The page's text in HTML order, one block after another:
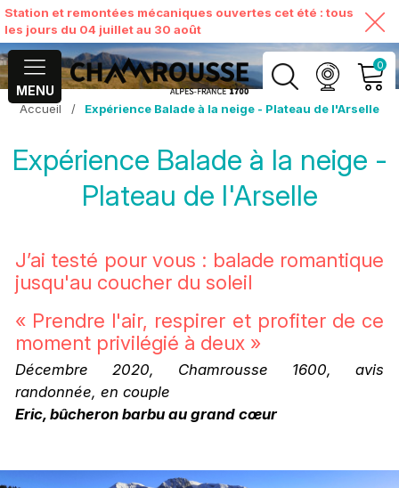
Station et remontées mécaniques ouvertes cet été : tous
les jours du 04 juillet au 30 août
MENU
0
MON COMPTE
VOIR MON PANIER
Accueil / Expérience Balade à la neige - Plateau de l'Arselle
Expérience Balade à la neige -
Plateau de l'Arselle
J’ai testé pour vous : balade romantique
jusqu'au coucher du soleil
« Prendre l'air, respirer et profiter de ce
moment privilégié à deux »
Décembre 2020, Chamrousse 1600, avis
randonnée, en couple
Eric, bûcheron barbu au grand cœur